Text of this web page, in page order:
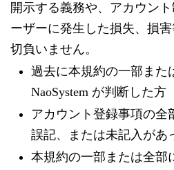
開示する義務や、アカウン
ーザーに発生した損失、損
切負いません。
過去に本規約の一部また
NaoSystem が判断した方
アカウント登録事項の全
誤記、または未記入があ
本規約の一部または全部